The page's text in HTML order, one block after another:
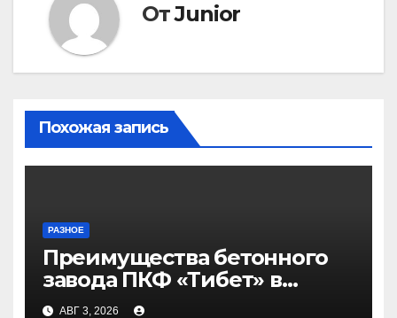
ОтJunior
Похожая запись
РАЗНОЕ
Преимущества бетонного
завода ПКФ «Тибет» в
Волгограде и Волжском
АВГ 3, 2026